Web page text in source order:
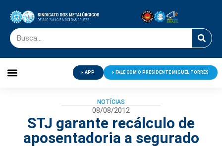
APP FALE COM O PRESIDENTE MIGUEL TORRES
NOTÍCIAS
08/08/2012
STJ garante recálculo de
aposentadoria a segurado